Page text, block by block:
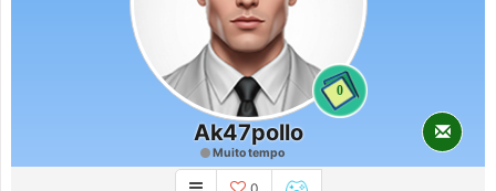
0
Ak47pollo
Muito tempo